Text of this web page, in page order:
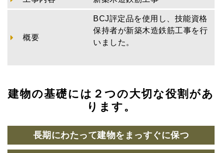
概要
BCJ評定品を使用し、技能資格
保持者が新築木造鉄筋工事を行
いました。
建物の基礎には２つの大切な役割があ
ります。
長期にわたって建物をまっすぐに保つ